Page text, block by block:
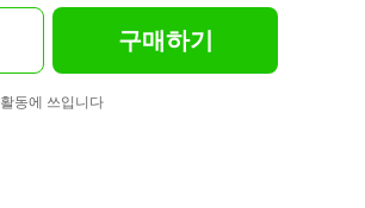
구매하기
동에 쓰입니다